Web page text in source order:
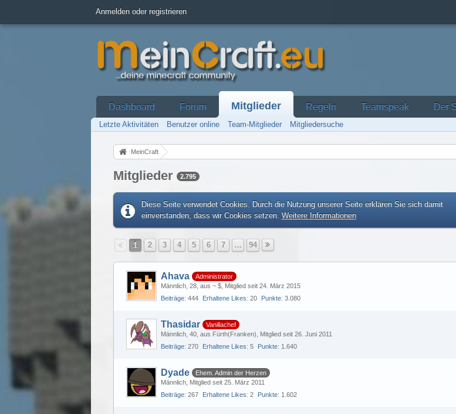
Anmelden oder registrieren
Dashboard Forum Mitglieder Regeln Teamspeak Der
Letzte Aktivitäten Benutzer online Team-Mitglieder Mitgliedersuche
MeinCraft
Mitglieder 2.795
Diese Seite verwendet Cookies. Durch die Nutzung unserer Seite erklären Sie sich damit
einverstanden, dass wir Cookies setzen. Weitere Informationen
1 2 3 4 5 6 7 … 94
Ahava
Administrator
Männlich 28 aus ~ $
Mitglied seit 24. März 2015
Beiträge 444 Erhaltene Likes 20 Punkte 3.080
Thasidar
Vanillachef
Männlich 40 aus Fürth(Franken)
Mitglied seit 26. Juni 2011
Beiträge 270 Erhaltene Likes 5 Punkte 1.640
Dyade
Ehem. Admin der Herzen
Männlich
Mitglied seit 25. März 2011
Beiträge 267 Erhaltene Likes 2 Punkte 1.602